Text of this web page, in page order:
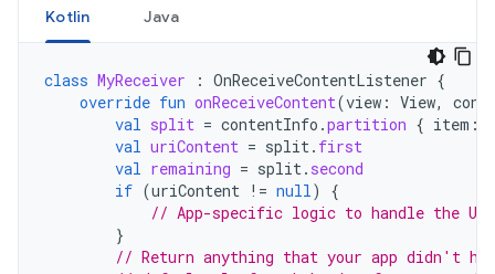
Kotlin Java
class MyReceiver : OnReceiveContentListener {
override fun onReceiveContent(view : View,
val split = contentInfo .partition { item :
val uriContent = split. first
val remaining = split. second
if (uriContent != null)
{
// App-specific logic to handle the
}
// Return anything that your app didn't